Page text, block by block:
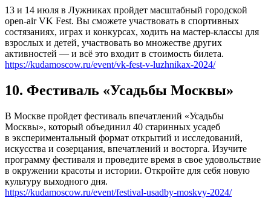
13 и 14 июля в Лужниках пройдет масштабный городской
open-air VK Fest. Вы сможете участвовать в спортивных
состязаниях, играх и конкурсах, ходить на мастер-классы для
взрослых и детей, участвовать во множестве других
активностей — и всё это входит в стоимость билета.
https://kudamoscow.ru/event/vk-fest-v-luzhnikax-2024/
10. Фестиваль «Усадьбы Москвы»
В Москве пройдет фестиваль впечатлений «Усадьбы
Москвы», который объединил 40 старинных усадеб
в экспериментальный формат открытий и исследований,
искусства и созерцания, впечатлений и восторга. Изучите
программу фестиваля и проведите время в свое удовольствие
в окружении красоты и истории. Откройте для себя новую
культуру выходного дня.
https://kudamoscow.ru/event/festival-usadby-moskvy-2024/